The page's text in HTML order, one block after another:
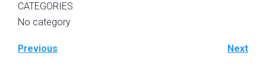
CATEGORIES
No category
Previous Next